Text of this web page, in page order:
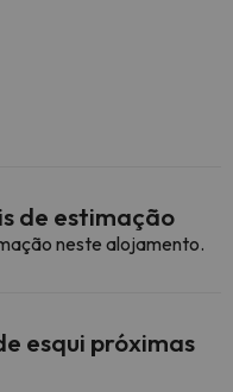
de estimação
neste alojamento.
esqui próximas